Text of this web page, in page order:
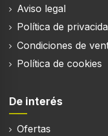
Blanco
Tipo de control
Tocar
Longitud del cable
Ubicación de
Aviso legal
Política de
Condiciones de
Política de cookies
De interés
Ofertas